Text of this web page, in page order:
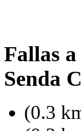
Fallas
Senda
(0.3